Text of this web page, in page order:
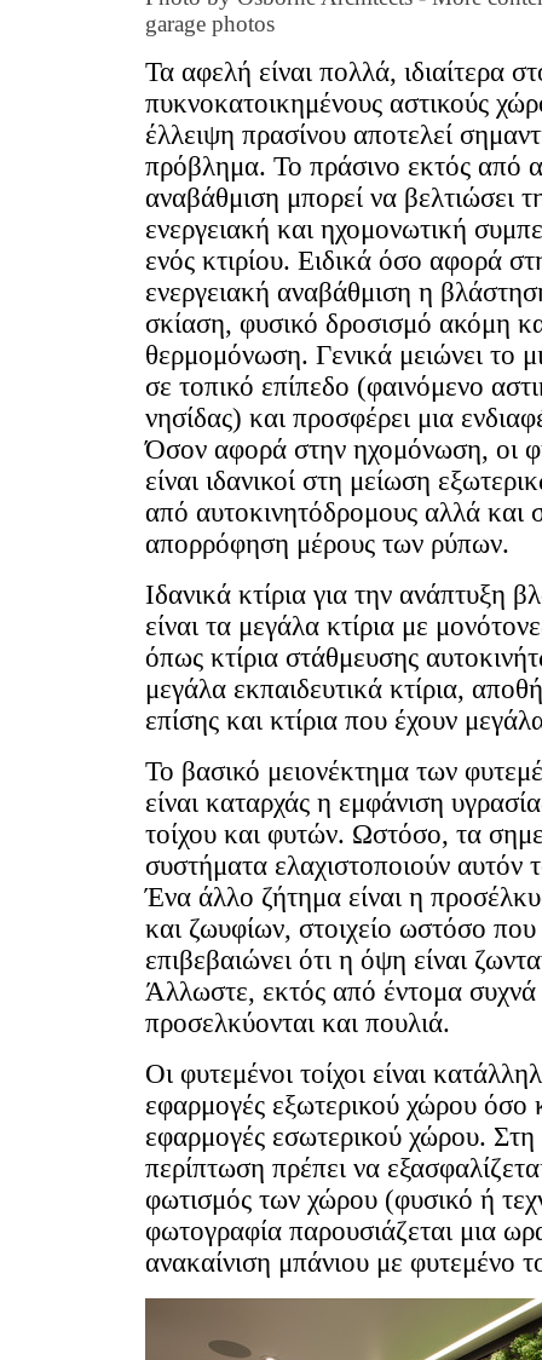
garage photos
Τα αφελή είναι πολλά, ιδιαίτερα
πυκνοκατοικημένους αστικούς
έλλειψη πρασίνου αποτελεί
πρόβλημα. Το πράσινο εκτός από
αναβάθμιση μπορεί να βελτιώσει
ενεργειακή και ηχομονωτική
ενός κτιρίου. Ειδικά όσο αφορά
ενεργειακή αναβάθμιση η
σκίαση, φυσικό δροσισμό ακόμη
θερμομόνωση. Γενικά μειώνει το
σε τοπικό επίπεδο (φαινόμενο
νησίδας) και προσφέρει μια
Όσον αφορά στην ηχομόνωση, οι
είναι ιδανικοί στη μείωση
από αυτοκινητόδρομους αλλά και
απορρόφηση μέρους των ρύπων.
Ιδανικά κτίρια για την ανάπτυξη
είναι τα μεγάλα κτίρια με
όπως κτίρια στάθμευσης
μεγάλα εκπαιδευτικά κτίρια,
επίσης και κτίρια που έχουν
Το βασικό μειονέκτημα των
είναι καταρχάς η εμφάνιση
τοίχου και φυτών. Ωστόσο, τα
συστήματα ελαχιστοποιούν αυτόν
Ένα άλλο ζήτημα είναι η
και ζωυφίων, στοιχείο ωστόσο που
επιβεβαιώνει ότι η όψη είναι
Άλλωστε, εκτός από έντομα συχνά
προσελκύονται και πουλιά.
Οι φυτεμένοι τοίχοι είναι
εφαρμογές εξωτερικού χώρου όσο
εφαρμογές εσωτερικού χώρου. Στη
περίπτωση πρέπει να
φωτισμός των χώρου (φυσικό ή
φωτογραφία παρουσιάζεται μια
ανακαίνιση μπάνιου με φυτεμένο